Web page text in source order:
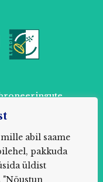
abil saame
pakkuda
üldist
"Nõustun